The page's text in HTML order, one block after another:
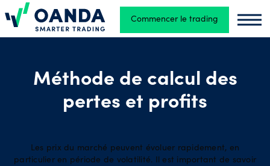
Oanda Commencer le trading
Outils et
Méthode de calcul des
pertes et profits
Les prix du marché peuvent évoluer rapidement, en
particulier en période de volatilité. Il est important de savoir